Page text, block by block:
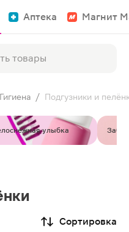
Аптека Магнит
Гигиена / Подгузники и
улыбка
Сортировка